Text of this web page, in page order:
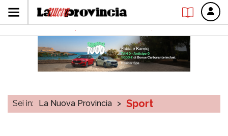
Sei in: La Nuova Provincia > Sport